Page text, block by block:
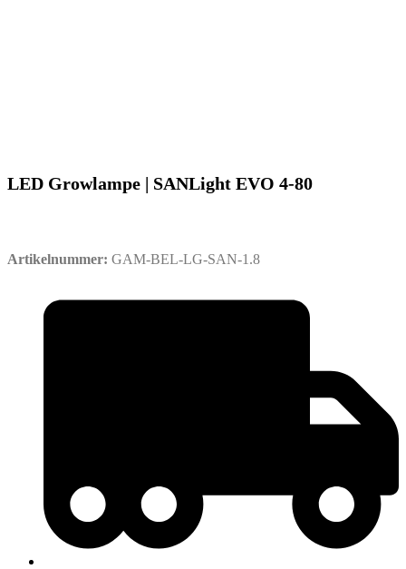
LED Growlampe | SANLight EVO 4-80
Artikelnummer: GAM-BEL-LG-SAN-1.8